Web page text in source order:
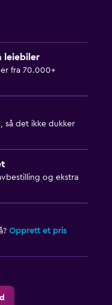
leiebiler
fra 70.000+
så det ikke dukker
og ekstra
Opprett et pris